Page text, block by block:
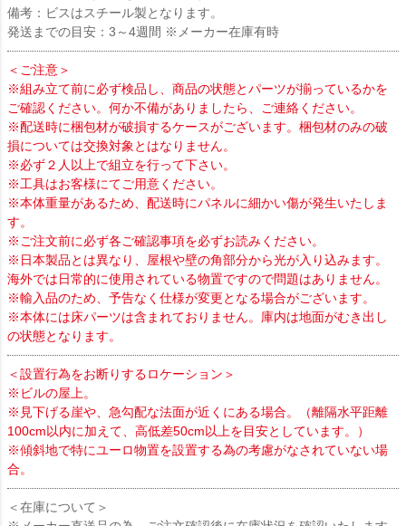
備考：ビスはスチール製となります。
発送までの目安：3～4週間 ※メーカー在庫有時
＜ご注意＞
※組み立て前に必ず検品し、商品の状態とパーツが揃っているかを
ご確認ください。何か不備がありましたら、ご連絡ください。
※配送時に梱包材が破損するケースがございます。梱包材のみの破
損については交換対象とはなりません。
※必ず２人以上で組立を行って下さい。
※工具はお客様にてご用意ください。
※本体重量があるため、配送時にパネルに細かい傷が発生いたしま
す。
※ご注文前に必ず各ご確認事項を必ずお読みください。
※日本製品とは異なり、屋根や壁の角部分から光が入り込みます。
海外では日常的に使用されている物置ですので問題はありません。
※輸入品のため、予告なく仕様が変更となる場合がございます。
※本体には床パーツは含まれておりません。庫内は地面がむき出し
の状態となります。
＜設置行為をお断りするロケーション＞
※ビルの屋上。
※見下げる崖や、急勾配な法面が近くにある場合。（離隔水平距離
100cm以内に加えて、高低差50cm以上を目安としています。）
※傾斜地で特にユーロ物置を設置する為の考慮がなされていない場
合。
＜在庫について＞